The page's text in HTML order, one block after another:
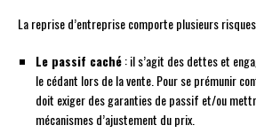
La reprise d’entreprise comporte plusieurs
Le passif caché: il s’agit des dettes et
le cédant lors de la vente. Pour se prémunir
doit exiger des garanties de passif et/ou
mécanismes d’ajustement du prix.